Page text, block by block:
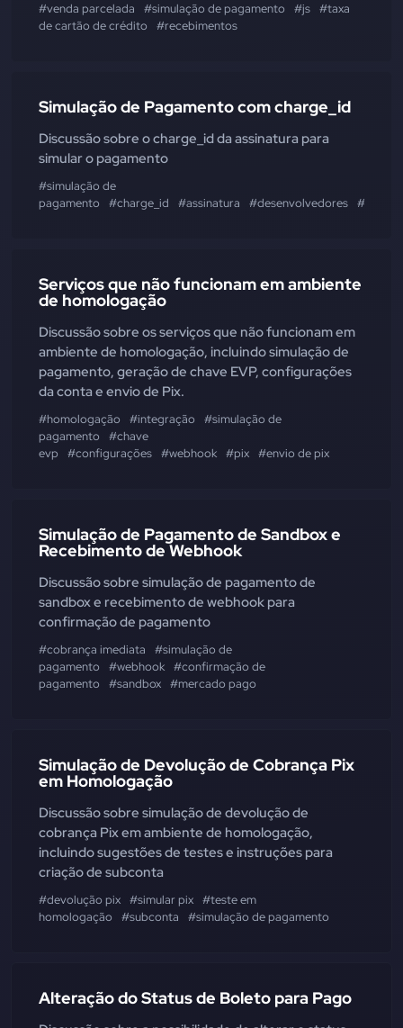
#venda parcelada #simulação de pagamento #js #taxa
de cartão de crédito
#recebimentos
Simulação de Pagamento com charge_id
Discussão sobre o charge_id da assinatura para
simular o pagamento
#simulação de
pagamento
#charge_id #assinatura #desenvolvedores
Serviços que não funcionam em ambiente
de homologação
Discussão sobre os serviços que não funcionam em
ambiente de homologação, incluindo simulação de
pagamento, geração de chave EVP, configurações
da conta e envio de Pix.
#homologação #integração
#simulação de
pagamento
#chave
evp
#configurações #webhook #pix #envio de pix
Simulação de Pagamento de Sandbox e
Recebimento de Webhook
Discussão sobre simulação de pagamento de
sandbox e recebimento de webhook para
confirmação de pagamento
#cobrança imediata
#simulação de
pagamento
#webhook #confirmação de
pagamento
#sandbox #mercado pago
Simulação de Devolução de Cobrança Pix
em Homologação
Discussão sobre simulação de devolução de
cobrança Pix em ambiente de homologação,
incluindo sugestões de testes e instruções para
criação de subconta
#devolução pix #simular pix #teste em
homologação
#subconta #simulação de pagamento
Alteração do Status de Boleto para Pago